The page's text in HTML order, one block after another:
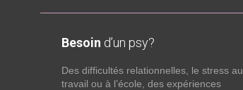
Besoin d’un psy?
Des difficultés relationnelles, le stress au
travail ou à l’école, des expériences